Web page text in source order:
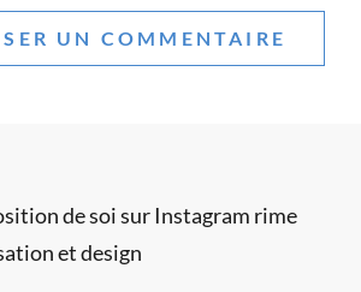
de soi sur Instagram rime
et design